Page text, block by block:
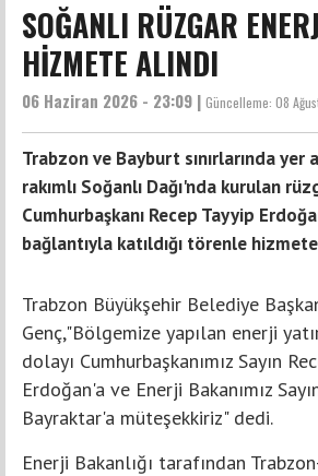
SOĞANLI RÜZGAR
HİZMETE ALINDI
06 Haziran 2026 - 23:09 | Güncelleme: 08
Trabzon ve Bayburt sınırlarında yer
rakımlı Soğanlı Dağı'nda kurulan
Cumhurbaşkanı Recep Tayyip
bağlantıyla katıldığı törenle hizmete
Trabzon Büyükşehir Belediye
Genç,"Bölgemize yapılan enerji
dolayı Cumhurbaşkanımız Sayın
Erdoğan'a ve Enerji Bakanımız
Bayraktar'a müteşekkiriz" dedi.
Enerji Bakanlığı tarafından